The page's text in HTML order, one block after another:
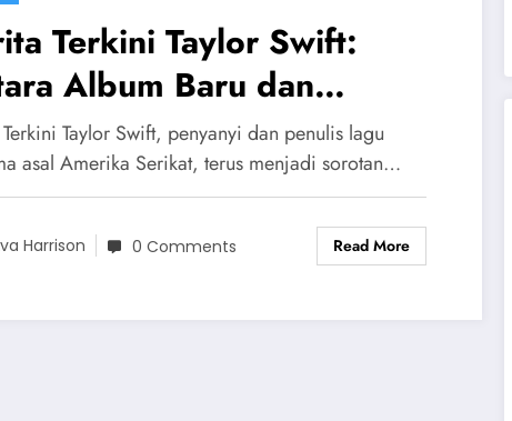
Terkini Taylor Swift:
Album Baru dan
Pribadi
Taylor Swift, penyanyi dan penulis lagu
asal Amerika Serikat, terus menjadi sorotan…
Harrison 0 Comments Read More